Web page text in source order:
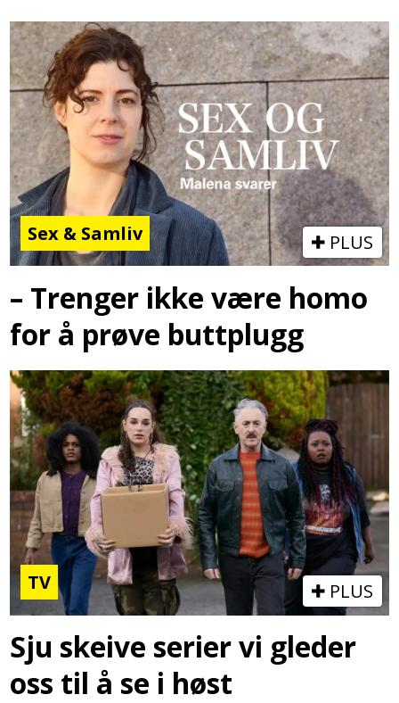
Sex & Samliv PLUS
– Trenger ikke være homo
for å prøve buttplugg
TV PLUS
Sju skeive serier vi gleder
oss til å se i høst